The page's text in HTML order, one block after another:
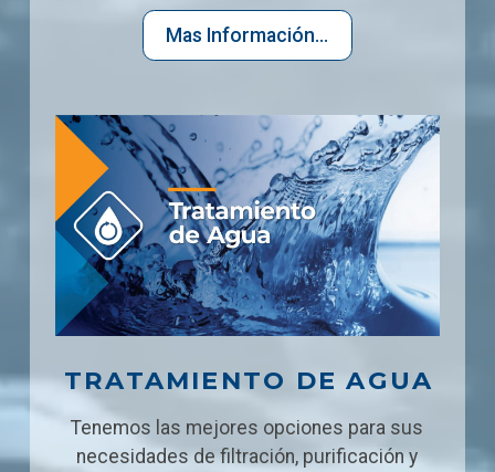
Mas Información...
TRATAMIENTO DE AGUA
Tenemos las mejores opciones para sus
necesidades de filtración, purificación y